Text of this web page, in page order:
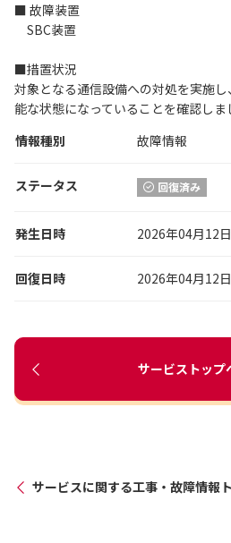
■ 故障装置
SBC装置
■措置状況
対象となる通信設備への対処を実施
能な状態になっていることを確認しま
情報種別
故障情報
ステータス 回復済み
発生日時 2026年04月12
回復日時 2026年04月12
サービストップ
サービスに関する工事・故障情報